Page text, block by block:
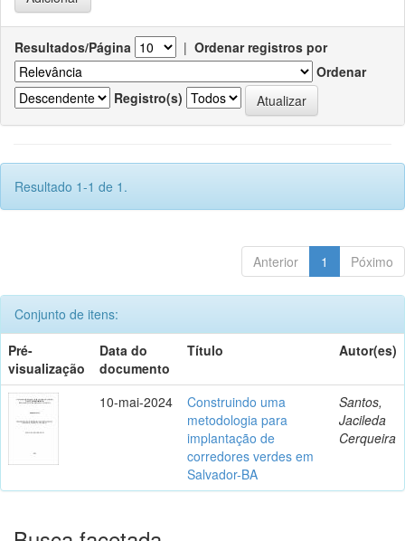
Resultados/Página | Ordenar registros por
Ordenar
Registro(s)
Resultado 1-1 de 1.
Anterior 1 Póximo
Conjunto de itens:
Pré-
visualização
Data do
documento
Título Autor(es)
10-mai-2024
Construindo uma
metodologia para
implantação de
corredores verdes em
Salvador-BA
Santos,
Jacileda
Cerqueira